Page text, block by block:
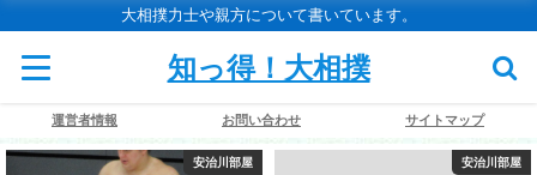
大相撲力士や親方について書いています。
知っ得！大相撲
運営者情報 お問い合わせ サイトマップ
安治川部屋 安治川部屋